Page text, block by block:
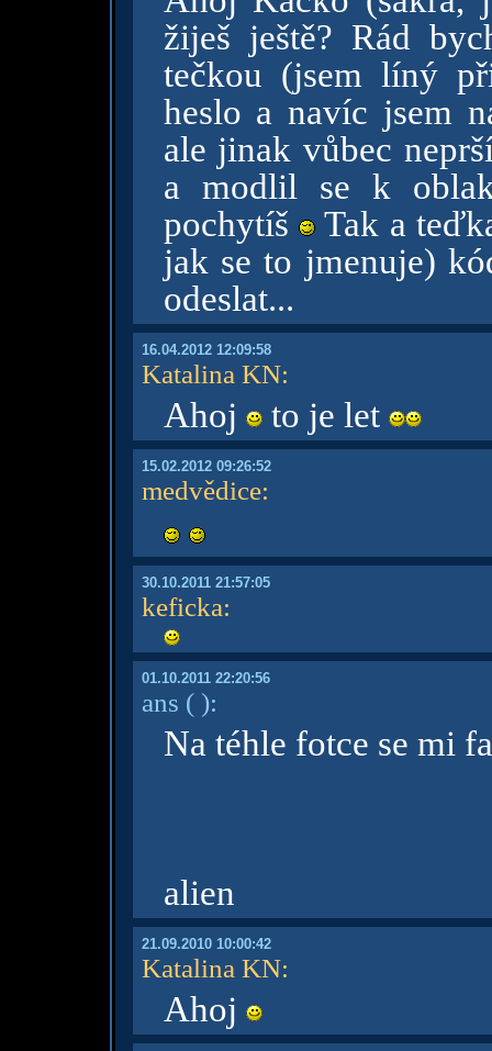
žiješ ještě? Rád
tečkou (jsem líný
heslo a navíc jsem
ale jinak vůbec
a modlil se k
pochytíš
Tak a
jak se to jmenuje)
odeslat...
16.04.2012 12:09:58
Katalina KN:
Ahoj to je let
15.02.2012 09:26:52
medvědice:
30.10.2011 21:57:05
keficka:
01.10.2011 22:20:56
ans ( ):
Na téhle fotce se mi
alien
21.09.2010 10:00:42
Katalina KN:
Ahoj